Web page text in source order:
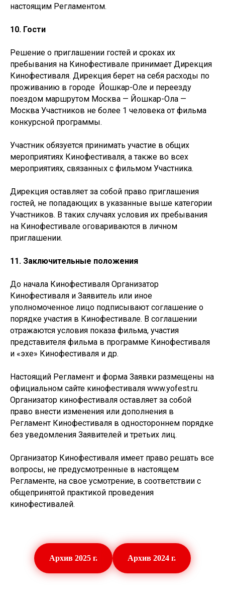
настоящим Регламентом.
10. Гости
Решение о приглашении гостей и сроках их
пребывания на Кинофестивале принимает Дирекция
Кинофестиваля. Дирекция берет на себя расходы по
проживанию в городе Йошкар-Оле и переезду
поездом маршрутом Москва — Йошкар-Ола —
Москва Участников не более 1 человека от фильма
конкурсной программы.
Участник обязуется принимать участие в общих
мероприятиях Кинофестиваля, а также во всех
мероприятиях, связанных с фильмом Участника.
Дирекция оставляет за собой право приглашения
гостей, не попадающих в указанные выше категории
Участников. В таких случаях условия их пребывания
на Кинофестивале оговариваются в личном
приглашении.
11. Заключительные положения
До начала Кинофестиваля Организатор
Кинофестиваля и Заявитель или иное
уполномоченное лицо подписывают соглашение о
порядке участия в Кинофестивале. В соглашении
отражаются условия показа фильма, участия
представителя фильма в программе Кинофестиваля
и «эхе» Кинофестиваля и др.
Настоящий Регламент и форма Заявки размещены на
официальном сайте кинофестиваля www.yofest.ru.
Организатор кинофестиваля оставляет за собой
право внести изменения или дополнения в
Регламент Кинофестиваля в одностороннем порядке
без уведомления Заявителей и третьих лиц.
Организатор Кинофестиваля имеет право решать все
вопросы, не предусмотренные в настоящем
Регламенте, на свое усмотрение, в соответствии с
общепринятой практикой проведения
кинофестивалей.
Архив 2025 г. Архив 2024 г.